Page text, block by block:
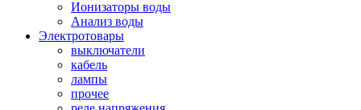
Ионизаторы воды
Анализ воды
Электротовары
выключатели
кабель
лампы
прочее